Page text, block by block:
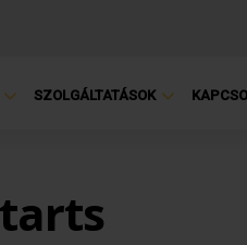
SZOLGÁLTATÁSOK